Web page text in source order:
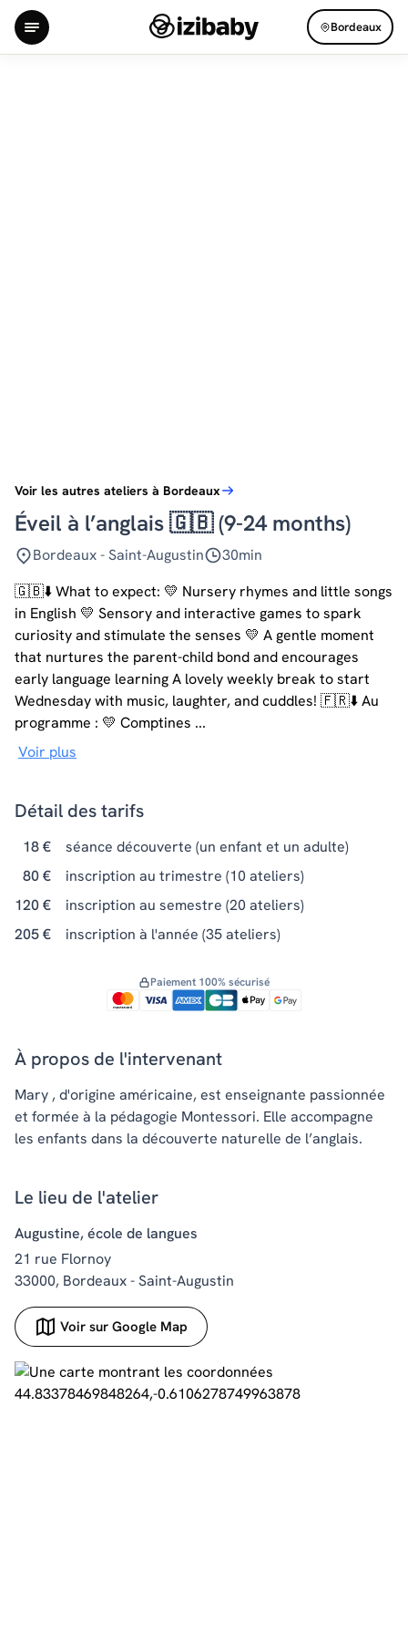
Bordeaux
Voir les autres ateliers à Bordeaux
Éveil à l’anglais 🇬🇧 (9-24 months)
Bordeaux - Saint-Augustin
30min
🇬🇧⬇️ What to expect: 💛 Nursery rhymes and little songs
in English 💛 Sensory and interactive games to spark
curiosity and stimulate the senses 💛 A gentle moment
that nurtures the parent-child bond and encourages
early language learning A lovely weekly break to start
Wednesday with music, laughter, and cuddles! 🇫🇷⬇️ Au
programme : 💛 Comptines ...
Voir plus
Détail des tarifs
18 €
séance découverte (un enfant et un adulte)
80 €
inscription au trimestre (10 ateliers)
120 €
inscription au semestre (20 ateliers)
205 €
inscription à l'année (35 ateliers)
Paiement 100% sécurisé
À propos de l'intervenant
Mary , d'origine américaine, est enseignante passionnée
et formée à la pédagogie Montessori. Elle accompagne
les enfants dans la découverte naturelle de l’anglais.
Le lieu de l'atelier
Augustine, école de langues
21 rue Flornoy
33000, Bordeaux - Saint-Augustin
Voir sur Google Map